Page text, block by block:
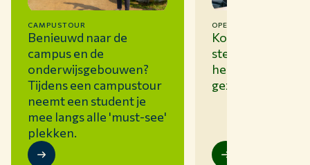
CAMPUSTOUR
Benieuwd naar de
campus en de
onderwijsgebouwen?
Tijdens een campustour
neemt een student je
mee langs alle 'must-see'
plekken.
OPEN DAG
Kom naar de
stel alle vragen
hebt en ervaar
gezellige sfeer!